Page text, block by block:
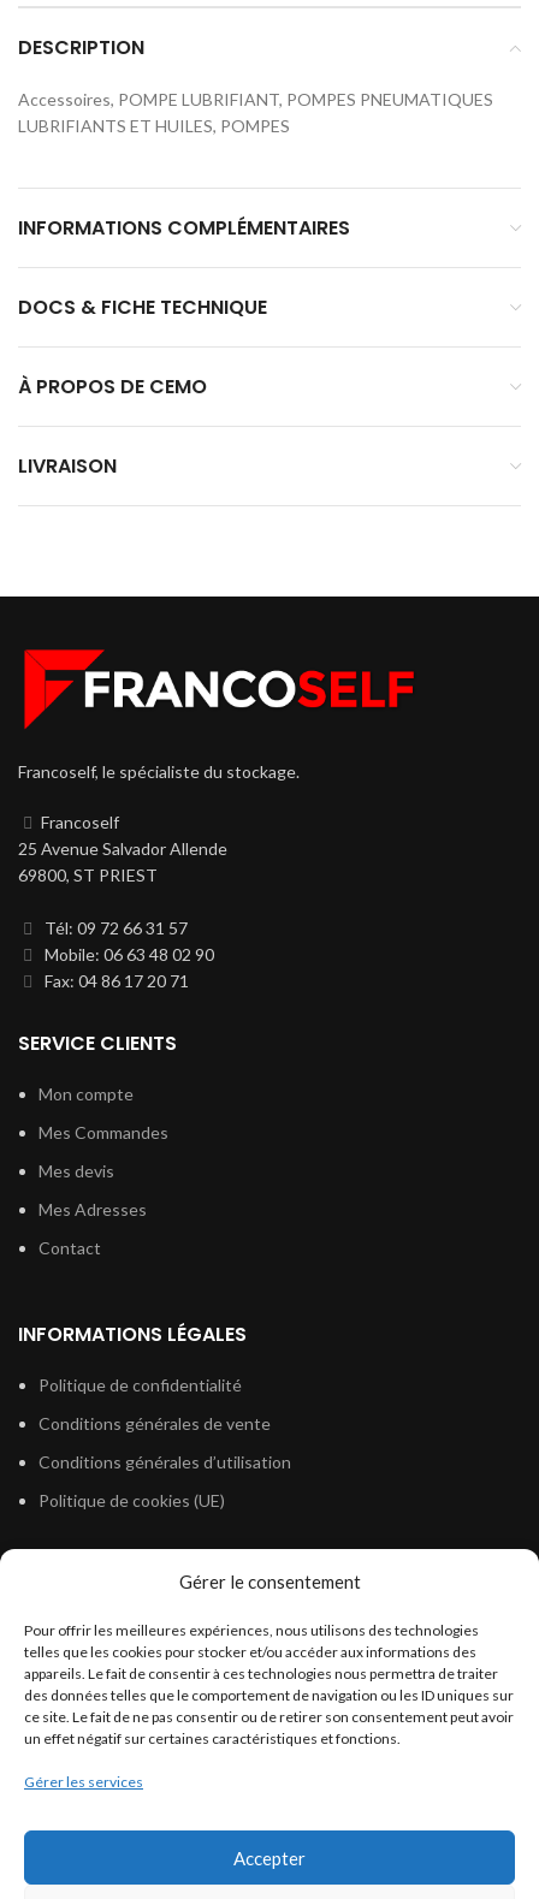
Gérer le consentement
Pour offrir les meilleures expériences, nous utilisons des technologies
telles que les cookies pour stocker et/ou accéder aux informations des
appareils. Le fait de consentir à ces technologies nous permettra de traiter
des données telles que le comportement de navigation ou les ID uniques sur
ce site. Le fait de ne pas consentir ou de retirer son consentement peut avoir
un effet négatif sur certaines caractéristiques et fonctions.
Gérer les services
Accepter
DESCRIPTION
Accessoires, POMPE LUBRIFIANT, POMPES PNEUMATIQUES
LUBRIFIANTS ET HUILES, POMPES
INFORMATIONS COMPLÉMENTAIRES
DOCS & FICHE TECHNIQUE
À PROPOS DE CEMO
LIVRAISON
Francoself, le spécialiste du stockage.
Francoself
25 Avenue Salvador Allende
69800, ST PRIEST
Tél: 09 72 66 31 57
Mobile: 06 63 48 02 90
Fax: 04 86 17 20 71
SERVICE CLIENTS
Mon compte
Mes Commandes
Mes devis
Mes Adresses
Contact
INFORMATIONS LÉGALES
Politique de confidentialité
Conditions générales de vente
Conditions générales d’utilisation
Politique de cookies (UE)
Législation Gasoil Fioul GNR
Législation Essence
Législation Adblue
Législation Eau
Législation Lubrifiant
Législation Phytosanitaire